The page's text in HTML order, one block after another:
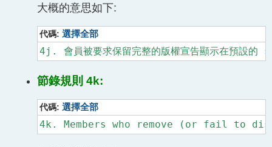
大概的意思如下:
代碼:選擇全部
節錄規則 4k:
代碼:選擇全部